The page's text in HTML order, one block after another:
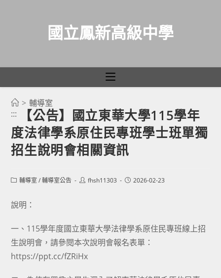
國立鳳新高級中學
> 輔導室
:::
【公告】國立東華大學115學年
度法律學系原住民專班學士班單獨
招生說明會相關資訊
Post輔導室 / 輔導室公告
Postfhsh11303
Post2026-02-23
說明：
一、115學年度國立東華大學法律學系原住民專班線上招
生說明會，請參閱本次說明會報名表單：
https://ppt.cc/fZRiHx